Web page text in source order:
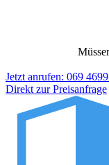
Jetzt anrufen: 069
Direkt zur Preisanfrage